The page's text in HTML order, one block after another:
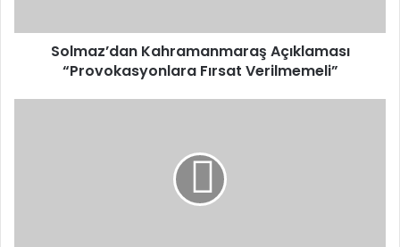
Solmaz’dan Kahramanmaraş Açıklaması
“Provokasyonlara Fırsat Verilmemeli”